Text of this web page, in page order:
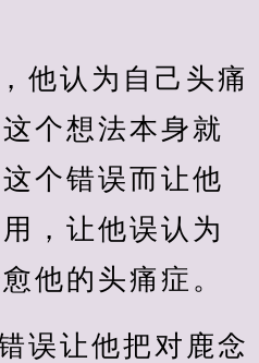
他认为自己头痛
个想法本身就
个错误而让他
，让他误认为
他的头痛症。
误让他把对鹿念